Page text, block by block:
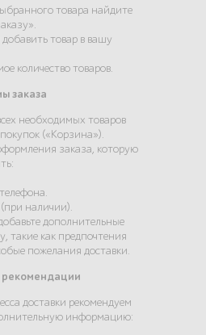
товара найдите
товар в вашу
количество товаров.
заказа
необходимых товаров
(«Корзина»).
заказа, которую
наличии).
дополнительные
такие как предпочтения
пожелания доставки.
доставки рекомендуем
информацию: